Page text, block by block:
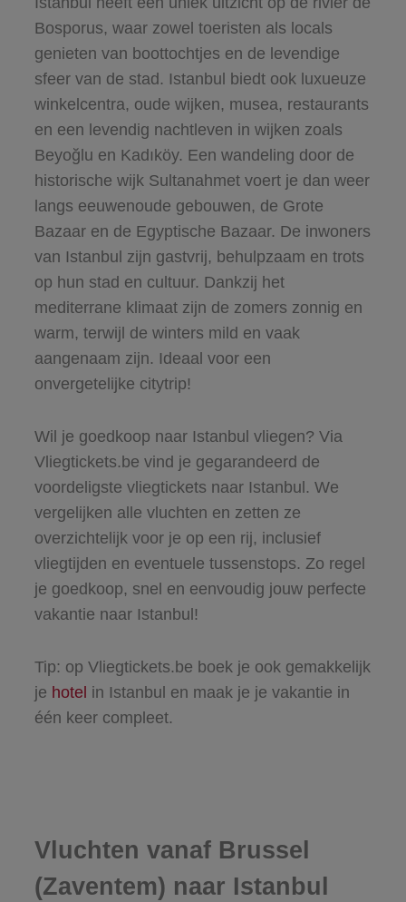
Bosporus, waar zowel toeristen als locals
genieten van boottochtjes en de levendige
sfeer van de stad. Istanbul biedt ook luxueuze
winkelcentra, oude wijken, musea, restaurants
en een levendig nachtleven in wijken zoals
Beyoğlu en Kadıköy. Een wandeling door de
historische wijk Sultanahmet voert je dan weer
langs eeuwenoude gebouwen, de Grote
Bazaar en de Egyptische Bazaar. De inwoners
van Istanbul zijn gastvrij, behulpzaam en trots
op hun stad en cultuur. Dankzij het
mediterrane klimaat zijn de zomers zonnig en
warm, terwijl de winters mild en vaak
aangenaam zijn. Ideaal voor een
onvergetelijke citytrip!
Wil je goedkoop naar Istanbul vliegen? Via
Vliegtickets.be vind je gegarandeerd de
voordeligste vliegtickets naar Istanbul. We
vergelijken alle vluchten en zetten ze
overzichtelijk voor je op een rij, inclusief
vliegtijden en eventuele tussenstops. Zo regel
je goedkoop, snel en eenvoudig jouw perfecte
vakantie naar Istanbul!
Tip: op Vliegtickets.be boek je ook gemakkelijk
je hotel in Istanbul en maak je je vakantie in
één keer compleet.
Vluchten vanaf Brussel
(Zaventem) naar Istanbul